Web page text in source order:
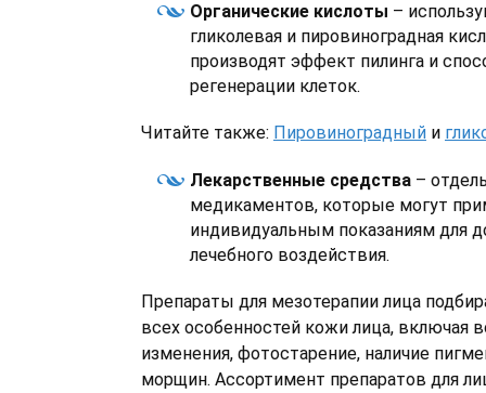
Органические кислоты –
гликолевая и пировиноградная
производят эффект пилинга и
регенерации клеток.
Читайте также: Пировиноградный и
Лекарственные средства –
медикаментов, которые могут
индивидуальным показаниям для
лечебного воздействия.
Препараты для мезотерапии лица
всех особенностей кожи лица, включая
изменения, фотостарение, наличие
морщин. Ассортимент препаратов для